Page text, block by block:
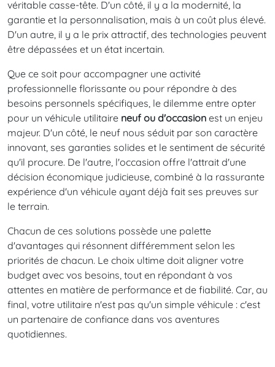
véritable casse-tête. D'un côté, il y a la modernité, la
garantie et la personnalisation, mais à un coût plus élevé.
D'un autre, il y a le prix attractif, des technologies peuvent
être dépassées et un état incertain.
Que ce soit pour accompagner une activité
professionnelle florissante ou pour répondre à des
besoins personnels spécifiques, le dilemme entre opter
pour un véhicule utilitaire neuf ou d'occasion est un enjeu
majeur. D'un côté, le neuf nous séduit par son caractère
innovant, ses garanties solides et le sentiment de sécurité
qu'il procure. De l'autre, l'occasion offre l'attrait d'une
décision économique judicieuse, combiné à la rassurante
expérience d'un véhicule ayant déjà fait ses preuves sur
le terrain.
Chacun de ces solutions possède une palette
d'avantages qui résonnent différemment selon les
priorités de chacun. Le choix ultime doit aligner votre
budget avec vos besoins, tout en répondant à vos
attentes en matière de performance et de fiabilité. Car, au
final, votre utilitaire n'est pas qu'un simple véhicule : c'est
un partenaire de confiance dans vos aventures
quotidiennes.